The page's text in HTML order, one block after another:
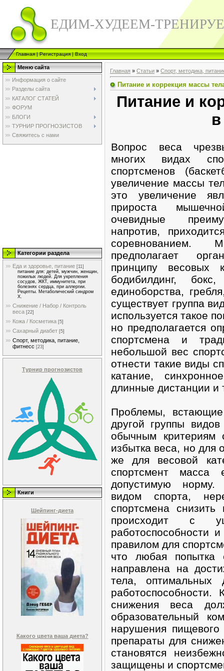
ЕДИМ-ХУДЕЕМ-
Главная|Регистрация|Вход
Меню сайта
Информация о сайте
Разделы сайта
КАТАЛОГ СТАТЕЙ
ФОРУМ
БЛОГИ
ТУРНИР ПРОГНОЗИСТОВ
Свяжитесь с нами
Категории раздела
Еда и здоровье, питание [11]
питание для: детей, мужчин, женщин,
пожилых людей. Для укрепления
сосудов, ЖКТ, иммунитета, при
болезнях сердца, при аллергии.
Рецепты. Метаболический синдром
Х.
Снижение / Набор / Контроль
веса [22]
Кожа / Косметика [5]
Сахарный диабет [5]
Спорт, методика, питание,
фитнесс [23]
Турнир прогнозистов
Книги
Шейпинг-диета
Какого цвета ваша диета?
Главная » Статьи » Спорт, методика,
Питание и коррекция массы
Питание и
Вопрос веса
многих видах
спортсменов
увеличение массы
это увеличение
прироста
очевидные
напротив,
соревнованием.
предполагает
принципу весовых
бодибилдинг,
единоборства,
существует группа
используется такое
но предполагается
спортсмена и
небольшой вес
отнести такие виды
катание,
длинные дистанции и
Проблемы,
другой группы
обычным критериям
избытка веса, но для
же для весовой
спортсмент масса
допустимую норму.
видом спорта,
спортсмена
происходит с
работоспособности
правилом для
что любая попытка
направлена на
тела, оптимальных
снижения веса
образовательный
нарушения
препараты для
становятся
защищены и